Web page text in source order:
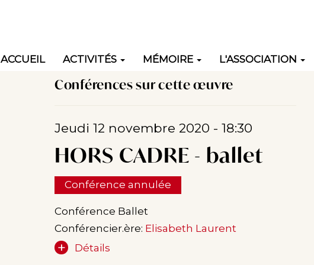
Main
navigation
ACCUEIL ACTIVITÉS MÉMOIRE L'ASSOCIATION
Conférences sur cette œuvre
Jeudi 12 novembre 2020 - 18:30
HORS CADRE - ballet
Conférence annulée
Conférence Ballet
Conférencier.ère: Elisabeth Laurent
Détails